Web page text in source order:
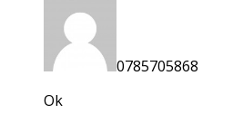
0785705868
Ok